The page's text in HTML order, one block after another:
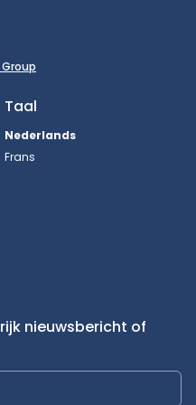
Taal
Nederlands
Frans
nieuwsbericht of